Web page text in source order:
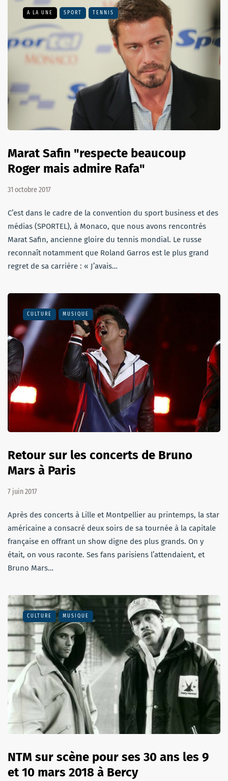
A LA UNE SPORT TENNIS
Marat Safin "respecte beaucoup
Roger mais admire Rafa"
31 octobre 2017
C’est dans le cadre de la convention du sport business et des
médias (SPORTEL), à Monaco, que nous avons rencontrés
Marat Safin, ancienne gloire du tennis mondial. Le russe
reconnaît notamment que Roland Garros est le plus grand
regret de sa carrière : « J’avais…
CULTURE MUSIQUE
Retour sur les concerts de Bruno
Mars à Paris
7 juin 2017
Après des concerts à Lille et Montpellier au printemps, la star
américaine a consacré deux soirs de sa tournée à la capitale
française en offrant un show digne des plus grands. On y
était, on vous raconte. Ses fans parisiens l’attendaient, et
Bruno Mars…
CULTURE MUSIQUE
NTM sur scène pour ses 30 ans les 9
et 10 mars 2018 à Bercy